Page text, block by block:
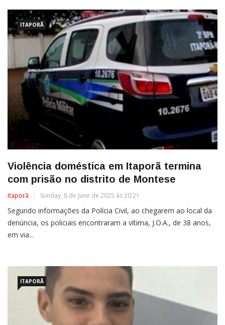
ITAPORÃ
Violência doméstica em Itaporã termina
com prisão no distrito de Montese
Itaporã Sunday, 8 de June de 2025 às 20:21
Segundo informações da Polícia Civil, ao chegarem ao local da
denúncia, os policiais encontraram a vítima, J.O.A., de 38 anos,
em via...
ITAPORÃ